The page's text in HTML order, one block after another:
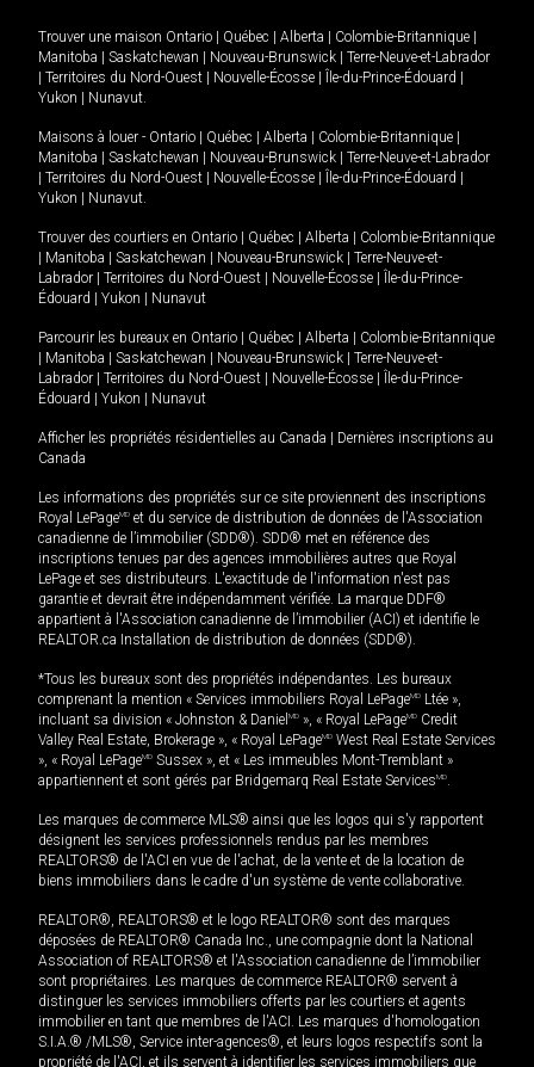
Trouver une maison Ontario Québec Alberta Colombie-Britannique
Manitoba
Saskatchewan Nouveau-Brunswick
Terre-Neuve-et-Labrador
Territoires du Nord-Ouest Nouvelle-Écosse Île-du-Prince-Édouard
Yukon
Nunavut.
Maisons à louer - Ontario Québec Alberta Colombie-Britannique
Manitoba
Saskatchewan Nouveau-Brunswick
Terre-Neuve-et-Labrador
Territoires du Nord-Ouest Nouvelle-Écosse Île-du-Prince-Édouard
Yukon
Nunavut.
Trouver des courtiers en Ontario Québec Alberta
Colombie-Britannique
Manitoba Saskatchewan Nouveau-Brunswick
Terre-Neuve-et-
Labrador
Territoires du Nord-Ouest Nouvelle-Écosse
Île-du-Prince-
Édouard
Yukon Nunavut
Parcourir les bureaux en Ontario Québec Alberta
Colombie-Britannique
Manitoba Saskatchewan Nouveau-Brunswick
Terre-Neuve-et-
Labrador
Territoires du Nord-Ouest Nouvelle-Écosse
Île-du-Prince-
Édouard
Yukon Nunavut
Afficher les propriétés résidentielles au Canada
Dernières inscriptions au
Canada
Les informations des propriétés sur ce site proviennent des inscriptions
Royal LePageMD et du service de distribution de données de l'Association
canadienne de l’immobilier (SDD®). SDD® met en référence des
inscriptions tenues par des agences immobilières autres que Royal
LePage et ses distributeurs. L'exactitude de l'information n'est pas
garantie et devrait être indépendamment vérifiée. La marque DDF®
appartient à l'Association canadienne de l’immobilier (ACI) et identifie le
REALTOR.ca Installation de distribution de données (SDD®).
*Tous les bureaux sont des propriétés indépendantes. Les bureaux
comprenant la mention « Services immobiliers Royal LePageMD Ltée »,
incluant sa division « Johnston & Daniel MD », « Royal LePageMD Credit
Valley Real Estate, Brokerage », « Royal LePageMD West Real Estate Services
», « Royal LePageMD Sussex », et « Les immeubles Mont-Tremblant »
appartiennent et sont gérés par Bridgemarq Real Estate ServicesMD.
Les marques de commerce MLS® ainsi que les logos qui s'y rapportent
désignent les services professionnels rendus par les membres
REALTORS® de l'ACI en vue de l'achat, de la vente et de la location de
biens immobiliers dans le cadre d'un système de vente collaborative.
REALTOR®, REALTORS® et le logo REALTOR® sont des marques
déposées de REALTOR® Canada Inc., une compagnie dont la National
Association of REALTORS® et l'Association canadienne de l’immobilier
sont propriétaires. Les marques de commerce REALTOR® servent à
distinguer les services immobiliers offerts par les courtiers et agents
immobilier en tant que membres de l'ACI. Les marques d'homologation
S.I.A.® /MLS®, Service inter-agences®, et leurs logos respectifs sont la
propriété de l'ACI, et ils servent à identifier les services immobiliers que